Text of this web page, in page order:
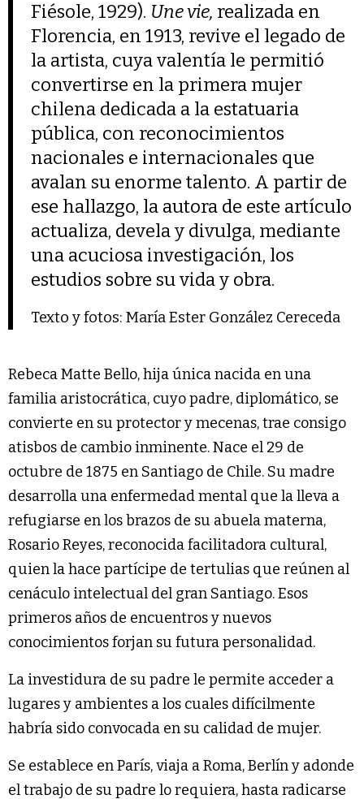
Fiésole, 1929). Une vie, realizada en
Florencia, en 1913, revive el legado de
la artista, cuya valentía le permitió
convertirse en la primera mujer
chilena dedicada a la estatuaria
pública, con reconocimientos
nacionales e internacionales que
avalan su enorme talento. A partir de
ese hallazgo, la autora de este artículo
actualiza, devela y divulga, mediante
una acuciosa investigación, los
estudios sobre su vida y obra.
Texto y fotos: María Ester González Cereceda
Rebeca Matte Bello, hija única nacida en una
familia aristocrática, cuyo padre, diplomático, se
convierte en su protector y mecenas, trae consigo
atisbos de cambio inminente. Nace el 29 de
octubre de 1875 en Santiago de Chile. Su madre
desarrolla una enfermedad mental que la lleva a
refugiarse en los brazos de su abuela materna,
Rosario Reyes, reconocida facilitadora cultural,
quien la hace partícipe de tertulias que reúnen al
cenáculo intelectual del gran Santiago. Esos
primeros años de encuentros y nuevos
conocimientos forjan su futura personalidad.
La investidura de su padre le permite acceder a
lugares y ambientes a los cuales difícilmente
habría sido convocada en su calidad de mujer.
Se establece en París, viaja a Roma, Berlín y adonde
el trabajo de su padre lo requiera, hasta radicarse